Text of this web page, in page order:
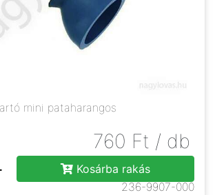
mini pataharangos
760 Ft / db
Kosárba rakás
236-9907-000